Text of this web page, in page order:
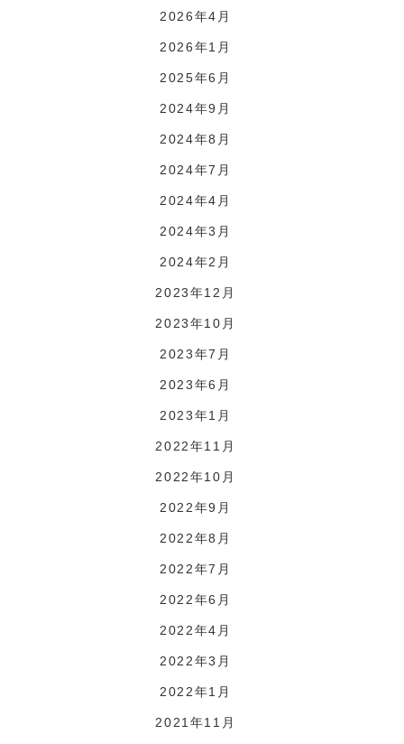
2026年4月
2026年1月
2025年6月
2024年9月
2024年8月
2024年7月
2024年4月
2024年3月
2024年2月
2023年12月
2023年10月
2023年7月
2023年6月
2023年1月
2022年11月
2022年10月
2022年9月
2022年8月
2022年7月
2022年6月
2022年4月
2022年3月
2022年1月
2021年11月